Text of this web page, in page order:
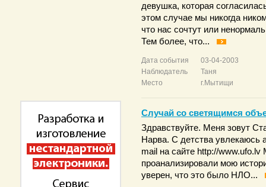
девушка, которая
этом случае мы никогда
что нас сочтут или
Тем более, что...
Дата события
03-04-2003
Наблюдатель
Таня
Место
г.Мытищи
Случай со светящимся
Здравствуйте. Меня зовут
Нарва. С детства увлекаюсь
mail на сайте http://
проанализировали мою
уверен, что это было НЛО...